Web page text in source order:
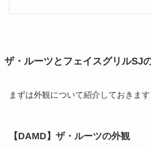
ザ・ルーツとフェイスグリルSJ
まずは外観について紹介しておきます
【DAMD】ザ・ルーツの外観